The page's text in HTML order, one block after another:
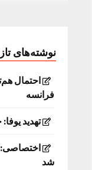
نوشته‌های
احتمال
فرانسه
تهدید
اختصاصی:
شد